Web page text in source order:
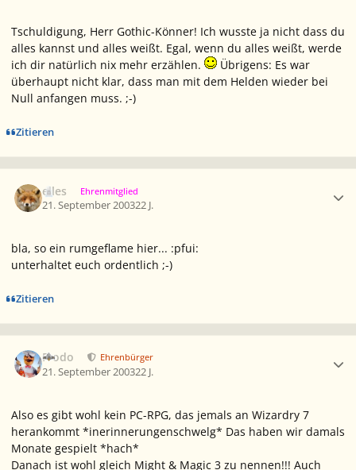
Tschuldigung, Herr Gothic-Könner! Ich wusste ja nicht dass du
alles kannst und alles weißt. Egal, wenn du alles weißt, werde
ich dir natürlich nix mehr erzählen.
Übrigens: Es war
überhaupt nicht klar, dass man mit dem Helden wieder bei
Null anfangen muss. ;-)
Zitieren
elles Ehrenmitglied
21. September 200322 J.
bla, so ein rumgeflame hier... :pfui:
unterhaltet euch ordentlich ;-)
Zitieren
Frodo Ehrenbürger
21. September 200322 J.
Also es gibt wohl kein PC-RPG, das jemals an Wizardry 7
herankommt *inerinnerungenschwelg* Das haben wir damals
Monate gespielt *hach*
Danach ist wohl gleich Might & Magic 3 zu nennen!!! Auch